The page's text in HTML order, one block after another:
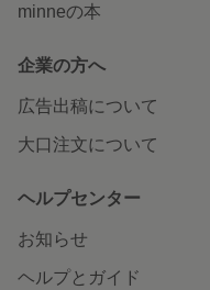
minneの本
企業の方へ
広告出稿について
大口注文について
ヘルプセンター
お知らせ
ヘルプとガイド